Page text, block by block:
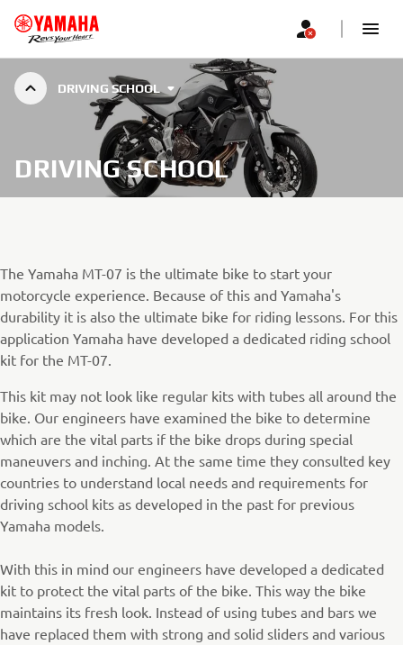
DRIVING SCHOOL
DRIVING SCHOOL
The Yamaha MT-07 is the ultimate bike to start your
motorcycle experience. Because of this and Yamaha's
durability it is also the ultimate bike for riding lessons. For this
application Yamaha have developed a dedicated riding school
kit for the MT-07.
This kit may not look like regular kits with tubes all around the
bike. Our engineers have examined the bike to determine
which are the vital parts if the bike drops during special
maneuvers and inching. At the same time they consulted key
countries to understand local needs and requirements for
driving school kits as developed in the past for previous
Yamaha models.
With this in mind our engineers have developed a dedicated
kit to protect the vital parts of the bike. This way the bike
maintains its fresh look. Instead of using tubes and bars we
have replaced them with strong and solid sliders and various